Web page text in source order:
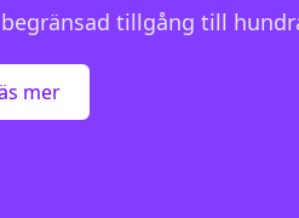
tillgång till
mer